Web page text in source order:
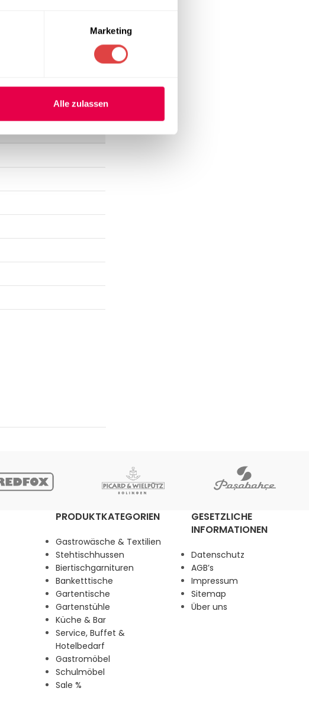
Marketing
Alle zulassen
Diese
Beschaffenheit sorgt
reduziert.
sonniges
PRODUKTKATEGORIEN
Gastrowäsche & Textilien
Stehtischhussen
Biertischgarnituren
Banketttische
Gartentische
Gartenstühle
Küche & Bar
Service, Buffet &
Hotelbedarf
Gastromöbel
Schulmöbel
Sale %
GESETZLICHE
INFORMATIONEN
Datenschutz
AGB’s
Impressum
Sitemap
Über uns